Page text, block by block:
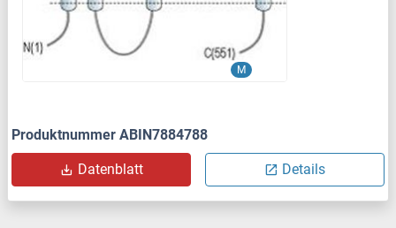
M
Produktnummer ABIN7884788
Datenblatt Details